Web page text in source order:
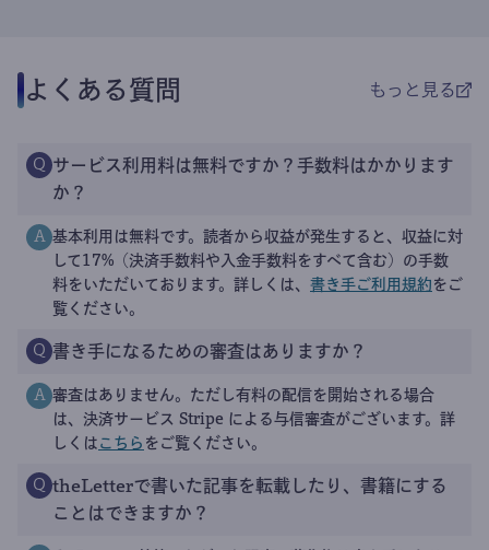
よくある質問 もっと見る
Q サービス利用料は無料ですか？手数料はかかります
か？
A 基本利用は無料です。読者から収益が発生すると、収益に対
して17%（決済手数料や入金手数料をすべて含む）の手数
料をいただいております。詳しくは、 書き手ご利用規約 をご
覧ください。
Q 書き手になるための審査はありますか？
A 審査はありません。ただし有料の配信を開始される場合
は、決済サービス Stripe による与信審査がございます。詳
しくは こちら をご覧ください。
Q theLetterで書いた記事を転載したり、書籍にする
ことはできますか？